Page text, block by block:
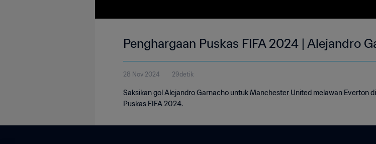
Penghargaan Puskas FIFA 2024 | Alejandro
28 Nov 2024 29detik
Saksikan gol Alejandro Garnacho untuk Manchester United melawan Everton
Puskas FIFA 2024.